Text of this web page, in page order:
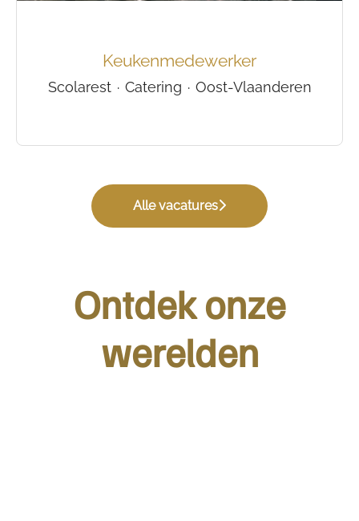
Keukenmedewerker
Scolarest · Catering · Oost-Vlaanderen
Alle vacatures
Ontdek onze
werelden